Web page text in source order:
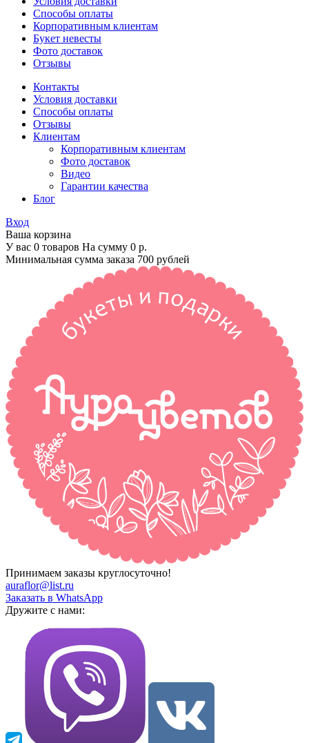
Способы оплаты
Корпоративным клиентам
Букет невесты
Фото доставок
Отзывы
Контакты
Условия доставки
Способы оплаты
Отзывы
Клиентам
Корпоративным клиентам
Фото доставок
Видео
Гарантии качества
Блог
Вход
Ваша корзина
У вас 0 товаров На сумму 0 р.
Минимальная сумма заказа 700 рублей
Принимаем заказы круглосуточно!
auraflor@list.ru
Заказать в WhatsApp
Дружите с нами: